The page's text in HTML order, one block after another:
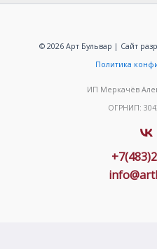
© 2026 Арт Бульвар | Сайт
Политика
ИП Меркачёв
ОГРНИП: